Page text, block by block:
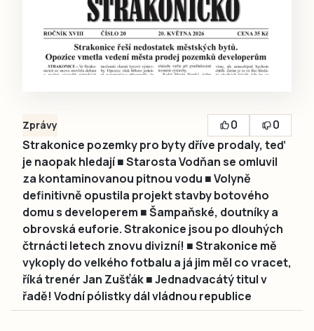
Zprávy 0
0
Strakonice pozemky pro byty dříve prodaly, teď
je naopak hledají ■ Starosta Vodňan se omluvil
za kontaminovanou pitnou vodu ■ Volyně
definitivně opustila projekt stavby botového
domu s developerem ■ Šampaňské, doutníky a
obrovská euforie. Strakonice jsou po dlouhých
čtrnácti letech znovu divizní! ■ Strakonice mě
vykoply do velkého fotbalu a já jim měl co vracet,
říká trenér Jan Zušťák ■ Jednadvacátý titul v
řadě! Vodní pólistky dál vládnou republice